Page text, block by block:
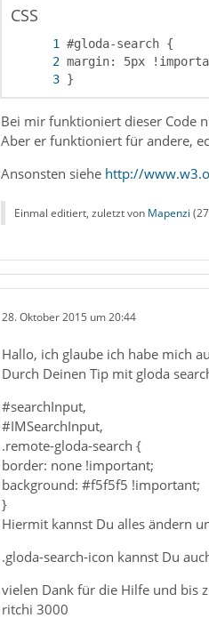
CSS
}
Bei mir funktioniert dieser Code
Aber er funktioniert für andere,
Ansonsten siehe http://
Einmal editiert, zuletzt von Mapenzi (
28. Oktober 2015 um 20:44
Hallo, ich glaube ich habe mich
Durch Deinen Tip mit gloda
#searchInput,
#IMSearchInput,
.remote-gloda-search {
border: none !important;
background: #f5f5f5 !important;
}
Hiermit kannst Du alles ändern
.gloda-search-icon kannst Du
vielen Dank für die Hilfe und bis
ritchi 3000